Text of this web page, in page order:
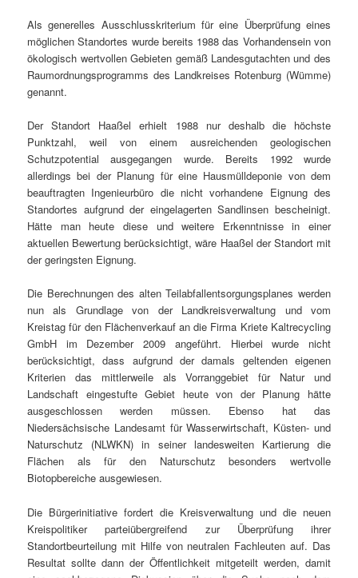
Als generelles Ausschlusskriterium für eine Überprüfung eines
möglichen Standortes wurde bereits 1988 das Vorhandensein von
ökologisch wertvollen Gebieten gemäß Landesgutachten und des
Raumordnungsprogramms des Landkreises Rotenburg (Wümme)
genannt.
Der Standort Haaßel erhielt 1988 nur deshalb die höchste
Punktzahl, weil von einem ausreichenden geologischen
Schutzpotential ausgegangen wurde. Bereits 1992 wurde
allerdings bei der Planung für eine Hausmülldeponie von dem
beauftragten Ingenieurbüro die nicht vorhandene Eignung des
Standortes aufgrund der eingelagerten Sandlinsen bescheinigt.
Hätte man heute diese und weitere Erkenntnisse in einer
aktuellen Bewertung berücksichtigt, wäre Haaßel der Standort mit
der geringsten Eignung.
Die Berechnungen des alten Teilabfallentsorgungsplanes werden
nun als Grundlage von der Landkreisverwaltung und vom
Kreistag für den Flächenverkauf an die Firma Kriete Kaltrecycling
GmbH im Dezember 2009 angeführt. Hierbei wurde nicht
berücksichtigt, dass aufgrund der damals geltenden eigenen
Kriterien das mittlerweile als Vorranggebiet für Natur und
Landschaft eingestufte Gebiet heute von der Planung hätte
ausgeschlossen werden müssen. Ebenso hat das
Niedersächsische Landesamt für Wasserwirtschaft, Küsten- und
Naturschutz (NLWKN) in seiner landesweiten Kartierung die
Flächen als für den Naturschutz besonders wertvolle
Biotopbereiche ausgewiesen.
Die Bürgerinitiative fordert die Kreisverwaltung und die neuen
Kreispolitiker parteiübergreifend zur Überprüfung ihrer
Standortbeurteilung mit Hilfe von neutralen Fachleuten auf. Das
Resultat sollte dann der Öffentlichkeit mitgeteilt werden, damit